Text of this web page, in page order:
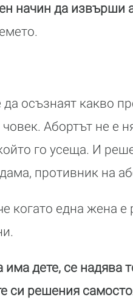
начин да
осъзнаят какво
Абортът не е
го усеща. И
противник на
когато една жена
дете, се надява
си решения